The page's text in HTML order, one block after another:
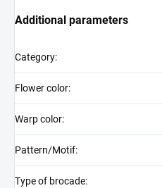
Additional parameters
Category:
Flower color:
Warp color:
Pattern/Motif:
Type of brocade: